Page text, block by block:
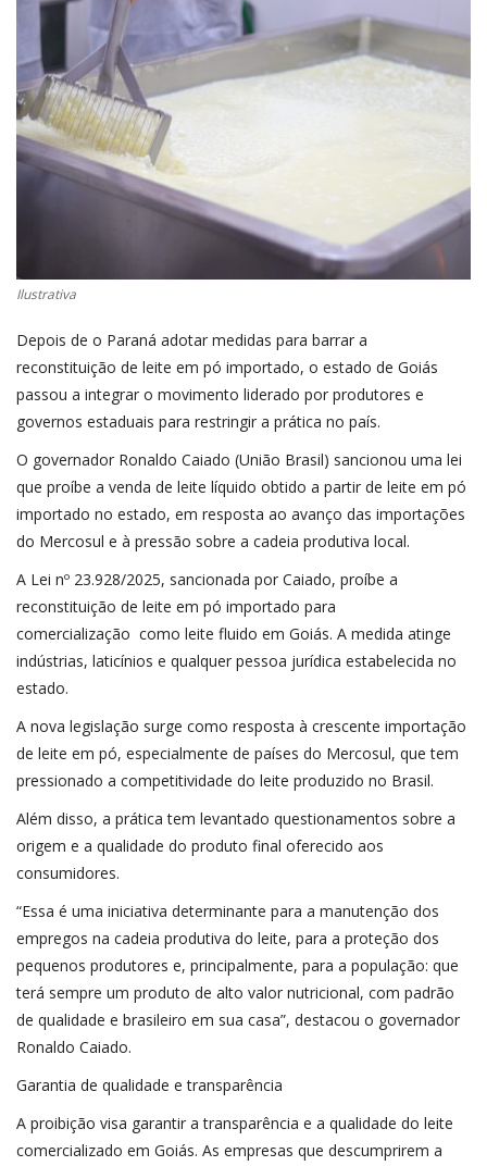
Ilustrativa
Depois de o Paraná adotar medidas para barrar a
reconstituição de leite em pó importado, o estado de Goiás
passou a integrar o movimento liderado por produtores e
governos estaduais para restringir a prática no país.
O governador Ronaldo Caiado (União Brasil) sancionou uma lei
que proíbe a venda de leite líquido obtido a partir de leite em pó
importado no estado, em resposta ao avanço das importações
do Mercosul e à pressão sobre a cadeia produtiva local.
A Lei nº 23.928/2025, sancionada por Caiado, proíbe a
reconstituição de leite em pó importado para
comercialização como leite fluido em Goiás. A medida atinge
indústrias, laticínios e qualquer pessoa jurídica estabelecida no
estado.
A nova legislação surge como resposta à crescente importação
de leite em pó, especialmente de países do Mercosul, que tem
pressionado a competitividade do leite produzido no Brasil.
Além disso, a prática tem levantado questionamentos sobre a
origem e a qualidade do produto final oferecido aos
consumidores.
“Essa é uma iniciativa determinante para a manutenção dos
empregos na cadeia produtiva do leite, para a proteção dos
pequenos produtores e, principalmente, para a população: que
terá sempre um produto de alto valor nutricional, com padrão
de qualidade e brasileiro em sua casa”, destacou o governador
Ronaldo Caiado.
Garantia de qualidade e transparência
A proibição visa garantir a transparência e a qualidade do leite
comercializado em Goiás. As empresas que descumprirem a